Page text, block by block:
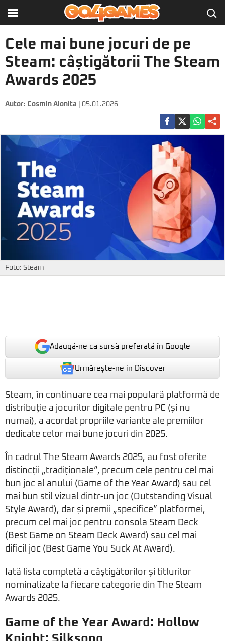
Cele mai bune jocuri de pe
Steam: câștigătorii The Steam
Awards 2025
Autor: Cosmin Aionita | 05.01.2026
Foto: Steam
Adaugă-ne ca sursă preferată în Google
Urmărește-ne in Discover
Steam, în continuare cea mai populară platformă de
distribuție a jocurilor digitale pentru PC (și nu
numai), a acordat propriile variante ale premiilor
dedicate celor mai bune jocuri din 2025.
În cadrul The Steam Awards 2025, au fost oferite
distincții „tradiționale”, precum cele pentru cel mai
bun joc al anului (Game of the Year Award) sau cel
mai bun stil vizual dintr-un joc (Outstanding Visual
Style Award), dar și premii „specifice” platformei,
precum cel mai joc pentru consola Steam Deck
(Best Game on Steam Deck Award) sau cel mai
dificil joc (Best Game You Suck At Award).
Iată lista completă a câștigătorilor și titlurilor
nominalizate la fiecare categorie din The Steam
Awards 2025.
Game of the Year Award: Hollow